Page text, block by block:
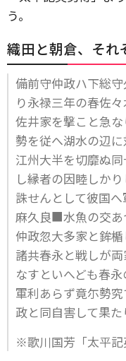
う。
織田と朝倉、そ
備前守仲政ハ下総
り永禄三年の春佐
佐井家を撃こと急
勢を従へ湖水の辺
江州大半を切靡ぬ
し縁者の因睦しか
誅せんとして彼国
麻久良■水魚の交
仲政忽大多家と鉾
諸共春永と戦しが
なすといへども春
軍利あらず竟尓勢
政と同自害して果た
※歌川国芳「太平記